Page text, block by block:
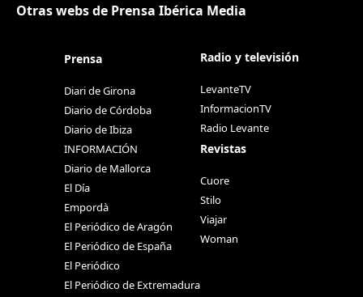
Otras webs de Prensa Ibérica Media
Prensa
Diari de Girona
Diario de Córdoba
Diario de Ibiza
INFORMACIÓN
Diario de Mallorca
El Día
Empordà
El Periódico de Aragón
El Periódico de España
El Periódico
El Periódico de Extremadura
Radio y televisión
LevanteTV
InformacionTV
Radio Levante
Revistas
Cuore
Stilo
Viajar
Woman